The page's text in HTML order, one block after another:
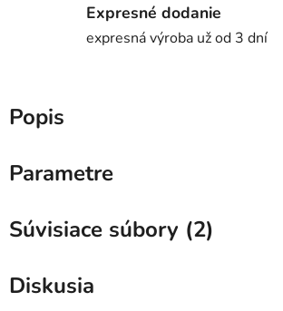
Expresné dodanie
expresná výroba už od 3 dní
Popis
Parametre
Súvisiace súbory (2)
Diskusia